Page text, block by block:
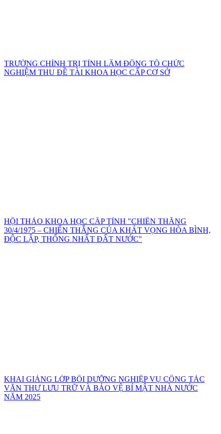
TRƯỜNG CHÍNH TRỊ TỈNH LÂM ĐỒNG TỔ CHỨC
NGHIỆM THU ĐỀ TÀI KHOA HỌC CẤP CƠ SỞ
HỘI THẢO KHOA HỌC CẤP TỈNH "CHIẾN THẮNG
30/4/1975 – CHIẾN THẮNG CỦA KHÁT VỌNG HÒA BÌNH,
ĐỘC LẬP, THỐNG NHẤT ĐẤT NƯỚC"
KHAI GIẢNG LỚP BỒI DƯỠNG NGHIỆP VỤ CÔNG TÁC
VĂN THƯ LƯU TRỮ VÀ BẢO VỆ BÍ MẬT NHÀ NƯỚC
NĂM 2025